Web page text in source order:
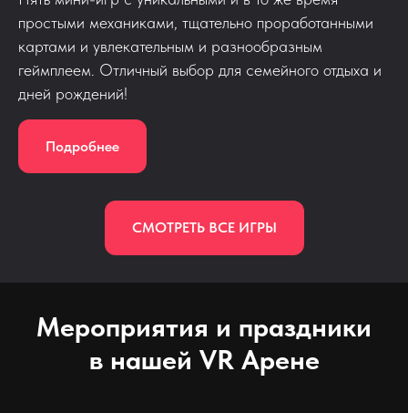
простыми механиками, тщательно проработанными
картами и увлекательным и разнообразным
геймплеем. Отличный выбор для семейного отдыха и
дней рождений!
Подробнее
СМОТРЕТЬ ВСЕ ИГРЫ
Мероприятия и праздники
в нашей VR Арене